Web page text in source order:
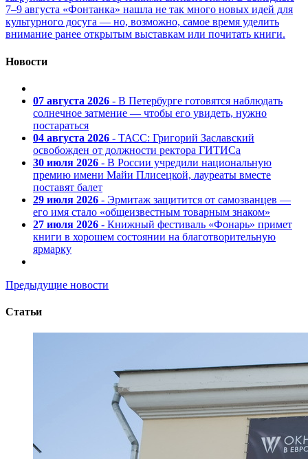
7–9 августа «Фонтанка» нашла не так много новых идей для
культурного досуга — но, возможно, самое время уделить
внимание ранее открытым выставкам или почитать книги.
Новости
07 августа 2026 - В Петербурге готовятся наблюдать
солнечное затмение — чтобы его увидеть, нужно
постараться
04 августа 2026 - ТАСС: Григорий Заславский
освобожден от должности ректора ГИТИСа
30 июля 2026 - В России учредили национальную
премию имени Майи Плисецкой, лауреаты вместе
поставят балет
29 июля 2026 - Эрмитаж защитится от самозванцев —
его имя стало «общеизвестным товарным знаком»
27 июля 2026 - Книжный фестиваль «Фонарь» примет
книги в хорошем состоянии на благотворительную
ярмарку
Предыдущие новости
Статьи